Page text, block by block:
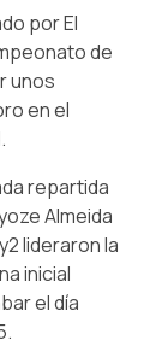
por El
de
unos
en el
repartida
Almeida
lideraron la
inicial
el día